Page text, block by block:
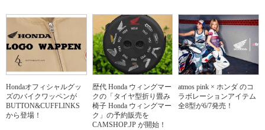
Hondaオフィシャルグッ
ズのバイクワッペンが
BUTTON&CUFFLINKS
から登場！
歴代 Honda ウィングマー
クの「タイヤ型折り畳み
椅子 Honda ウィングマー
ク」の予約販売を
CAMSHOP.JP が開始！
atmos pink × ホンダ のコ
ラボレーションアイテム
全8型が6/7発売！